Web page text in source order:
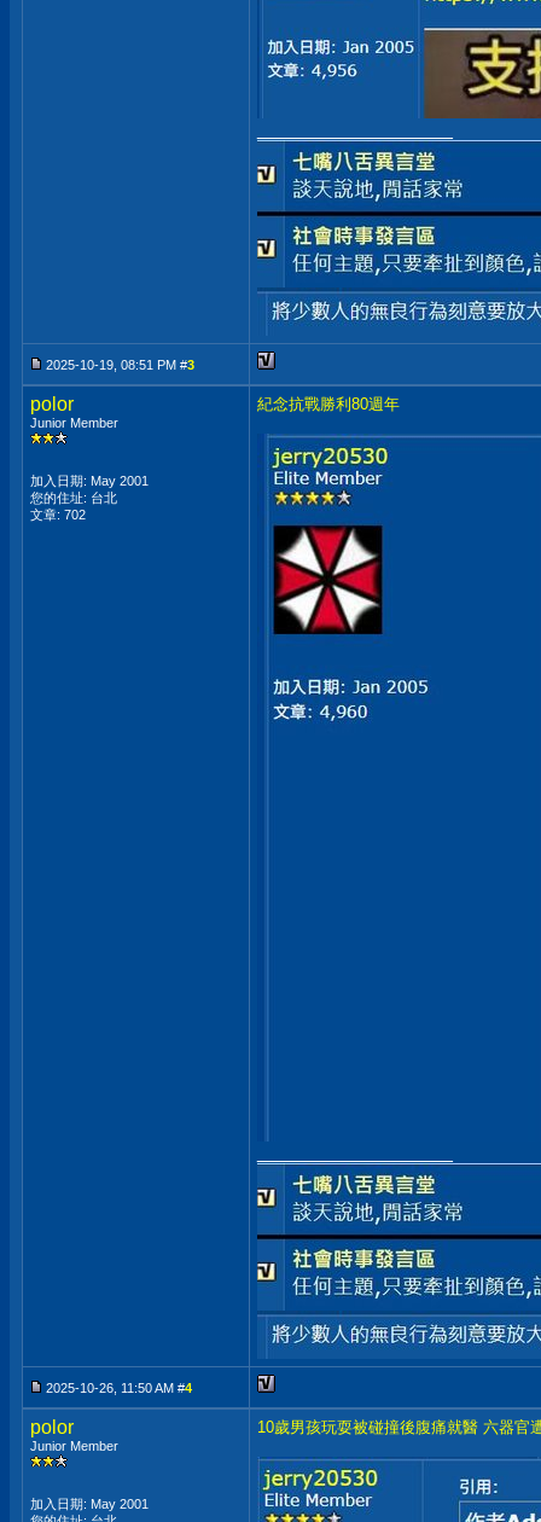
2025-10-19, 08:51 PM #3
polor
Junior Member
加入日期: May 2001
您的住址: 台北
文章: 702
紀念抗戰勝利80週年
2025-10-26, 11:50 AM #4
polor
Junior Member
加入日期: May 2001
10歲男孩玩耍被碰撞後腹痛就醫 六器官